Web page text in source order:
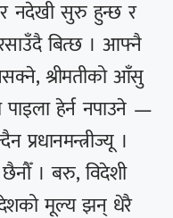
नदेखी सुरु हुन्छ र
बित्छ । आफ्नै
श्रीमतीको आँसु
हेर्न नपाउने —
।
। बरु, विदेशी
देशको मूल्य झन् धेरै